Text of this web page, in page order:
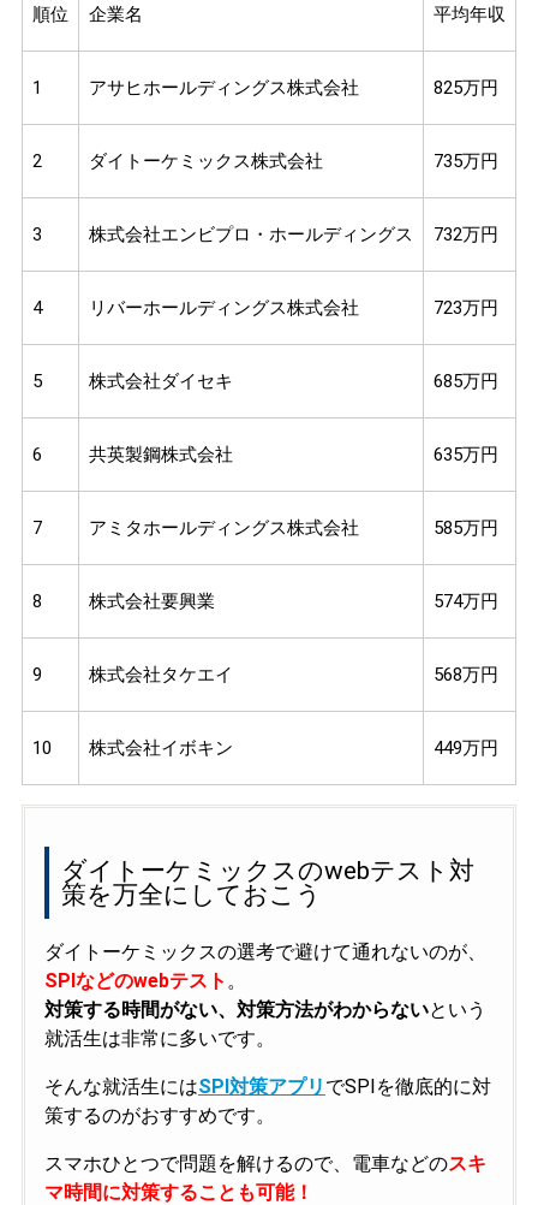
順位 企業名 平均年収
1 アサヒホールディングス株式会社 825万円
2 ダイトーケミックス株式会社 735万円
3 株式会社エンビプロ・ホールディングス 732万円
4 リバーホールディングス株式会社 723万円
5 株式会社ダイセキ 685万円
6 共英製鋼株式会社 635万円
7 アミタホールディングス株式会社 585万円
8 株式会社要興業 574万円
9 株式会社タケエイ 568万円
10 株式会社イボキン 449万円
ダイトーケミックスのwebテスト対
策を万全にしておこう
ダイトーケミックスの選考で避けて通れないのが、
SPIなどのwebテスト 。
対策する時間がない、対策方法がわからないという
就活生は非常に多いです。
そんな就活生にはSPI対策アプリ でSPIを徹底的に対
策するのがおすすめです。
スマホひとつで問題を解けるので、電車などのスキ
マ時間に対策することも可能！